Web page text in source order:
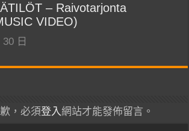
– Raivotarjonta
VIDEO)
日
，必須登入網站才能發佈留言。